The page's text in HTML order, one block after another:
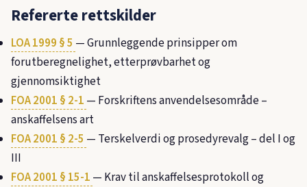
Refererte rettskilder
LOA 1999 § 5 — Grunnleggende prinsipper om
forutberegnelighet, etterprøvbarhet og
gjennomsiktighet
FOA 2001 § 2-1 — Forskriftens anvendelsesområde –
anskaffelsens art
FOA 2001 § 2-5 — Terskelverdi og prosedyrevalg – del I og
III
FOA 2001 § 15-1 — Krav til anskaffelsesprotokoll og